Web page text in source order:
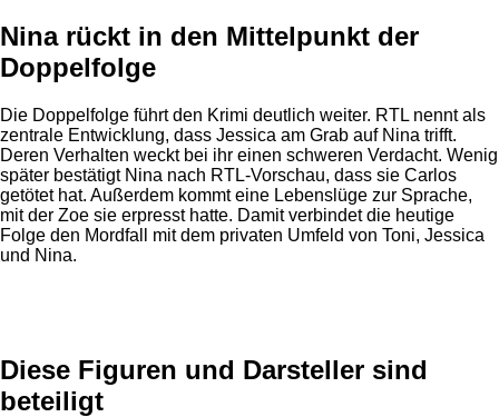
Nina rückt in den Mittelpunkt der
Doppelfolge
Die Doppelfolge führt den Krimi deutlich weiter. RTL nennt als
zentrale Entwicklung, dass Jessica am Grab auf Nina trifft.
Deren Verhalten weckt bei ihr einen schweren Verdacht. Wenig
später bestätigt Nina nach RTL-Vorschau, dass sie Carlos
getötet hat. Außerdem kommt eine Lebenslüge zur Sprache,
mit der Zoe sie erpresst hatte. Damit verbindet die heutige
Folge den Mordfall mit dem privaten Umfeld von Toni, Jessica
und Nina.
Diese Figuren und Darsteller sind
beteiligt